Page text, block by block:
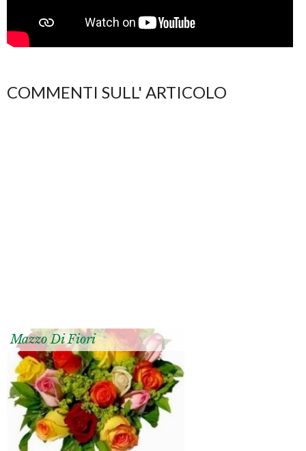
COMMENTI SULL' ARTICOLO
Mazzo Di Fiori